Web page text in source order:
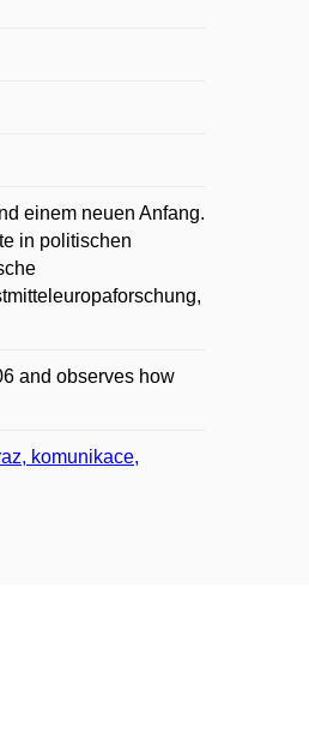
einem neuen Anfang.
in politischen
and observes how
komunikace,